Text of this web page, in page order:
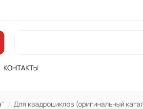
КОНТАКТЫ
Для квадроциклов (оригинальный